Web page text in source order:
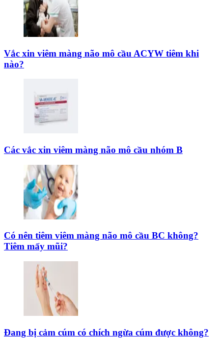
Vắc xin viêm màng não mô cầu ACYW tiêm khi
nào?
Các vắc xin viêm màng não mô cầu nhóm B
Có nên tiêm viêm màng não mô cầu BC không?
Tiêm mấy mũi?
Đang bị cảm cúm có chích ngừa cúm được không?